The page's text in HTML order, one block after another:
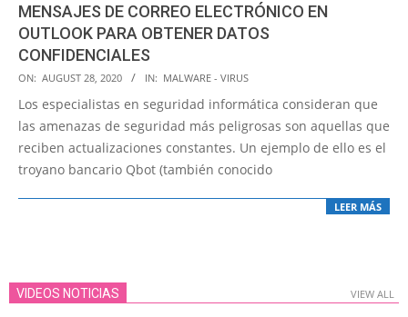
MENSAJES DE CORREO ELECTRÓNICO EN
OUTLOOK PARA OBTENER DATOS
CONFIDENCIALES
2020-
08-
28
ON: AUGUST 28, 2020 IN: MALWARE - VIRUS
Los especialistas en seguridad informática consideran que
las amenazas de seguridad más peligrosas son aquellas que
reciben actualizaciones constantes. Un ejemplo de ello es el
troyano bancario Qbot (también conocido
LEER MÁS
VIDEOS NOTICIAS VIEW ALL